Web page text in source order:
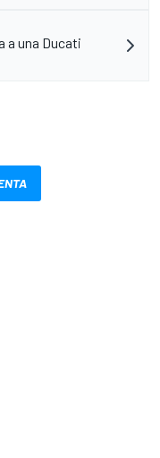
a una Ducati